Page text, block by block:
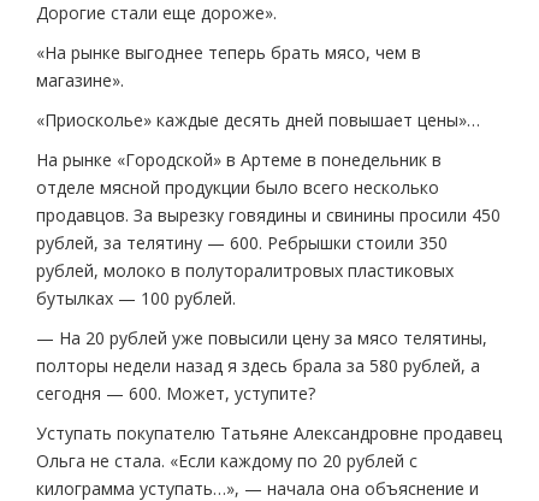
Дорогие стали еще дороже».
«На рынке выгоднее теперь брать мясо, чем в
магазине».
«Приосколье» каждые десять дней повышает цены»…
На рынке «Городской» в Артеме в понедельник в
отделе мясной продукции было всего несколько
продавцов. За вырезку говядины и свинины просили 450
рублей, за телятину — 600. Ребрышки стоили 350
рублей, молоко в полуторалитровых пластиковых
бутылках — 100 рублей.
— На 20 рублей уже повысили цену за мясо телятины,
полторы недели назад я здесь брала за 580 рублей, а
сегодня — 600. Может, уступите?
Уступать покупателю Татьяне Александровне продавец
Ольга не стала. «Если каждому по 20 рублей с
килограмма уступать…», — начала она объяснение и